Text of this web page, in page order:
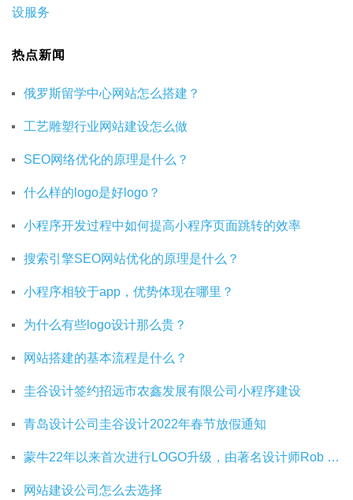
设服务
热点新闻
俄罗斯留学中心网站怎么搭建？
工艺雕塑行业网站建设怎么做
SEO网络优化的原理是什么？
什么样的logo是好logo？
小程序开发过程中如何提高小程序页面跳转的效率
搜索引擎SEO网站优化的原理是什么？
小程序相较于app，优势体现在哪里？
为什么有些logo设计那么贵？
网站搭建的基本流程是什么？
圭谷设计签约招远市农鑫发展有限公司小程序建设
青岛设计公司圭谷设计2022年春节放假通知
蒙牛22年以来首次进行LOGO升级，由著名设计师Rob Janoff操刀
网站建设公司怎么去选择